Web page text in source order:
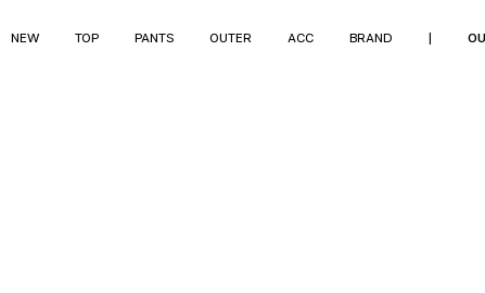
NEW TOP PANTS OUTER ACC BRAND